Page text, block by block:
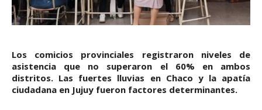
Los comicios provinciales registraron niveles de
asistencia que no superaron el 60% en ambos
distritos. Las fuertes lluvias en Chaco y la apatía
ciudadana en Jujuy fueron factores determinantes.